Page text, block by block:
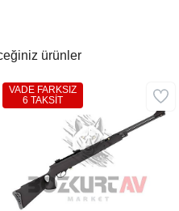
ürünler
VADE FARKSIZ
6 TAKSİT